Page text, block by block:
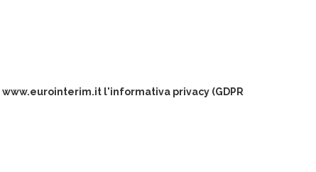
l'informativa privacy (GDPR